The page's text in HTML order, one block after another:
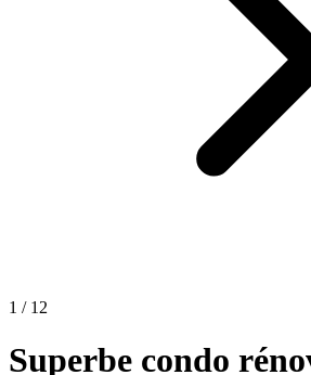
1 / 12
Superbe condo